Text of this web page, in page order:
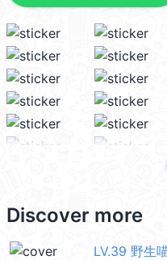
Discover more
LV.39 野生